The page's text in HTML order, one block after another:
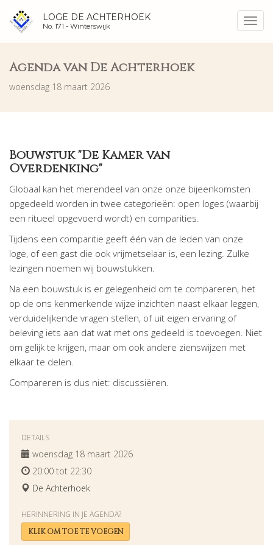
LOGE DE ACHTERHOEK
No. 171 - Winterswijk
Agenda van De Achterhoek
woensdag 18 maart 2026
Bouwstuk "De Kamer van
Overdenking"
Globaal kan het merendeel van onze onze bijeenkomsten
opgedeeld worden in twee categorieën: open loges (waarbij
een ritueel opgevoerd wordt) en comparities.
Tijdens een comparitie geeft één van de leden van onze
loge, of een gast die ook vrijmetselaar is, een lezing. Zulke
lezingen noemen wij bouwstukken.
Na een bouwstuk is er gelegenheid om te compareren, het
op de ons kenmerkende wijze inzichten naast elkaar leggen,
verduidelijkende vragen stellen, of uit eigen ervaring of
beleving iets aan dat wat met ons gedeeld is toevoegen. Niet
om gelijk te krijgen, maar om ook andere zienswijzen met
elkaar te delen.
Compareren is dus niet: discussiëren.
DETAILS
woensdag 18 maart 2026
20:00 tot 22:30
De Achterhoek
HERINNERING IN JE AGENDA?
KLIK OM TOE TE VOEGEN